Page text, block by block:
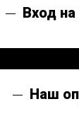
Вход на
Наш